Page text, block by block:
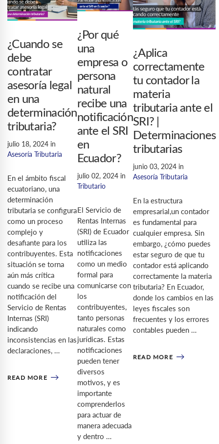
¿Cuando se
debe
contratar
asesoría legal
en una
determinación
tributaria?
julio 18, 2024 in
Asesoría Tributaria
En el ámbito fiscal
ecuatoriano, una
determinación
tributaria se configura
como un proceso
complejo y
desafiante para los
contribuyentes. Esta
situación se torna
aún más crítica
cuando se recibe una
notificación del
Servicio de Rentas
Internas (SRI)
indicando
inconsistencias en las
declaraciones, …
READ MORE
¿Por qué
una
empresa o
persona
natural
recibe una
notificación
ante el SRI
en
Ecuador?
julio 02, 2024in
Tributario
El Servicio de
Rentas Internas
(SRI) de Ecuador
utiliza las
notificaciones
como un medio
formal para
comunicarse con
los
contribuyentes,
tanto personas
naturales como
jurídicas. Estas
notificaciones
pueden tener
diversos
motivos, y es
importante
comprenderlos
para actuar de
manera adecuada
y dentro …
¿Aplica
correctamente
tu contador la
materia
tributaria ante el
SRI? |
Determinaciones
tributarias
junio 03, 2024 in
Asesoría Tributaria
En la estructura
empresarial,un contador
es fundamental para
cualquier empresa. Sin
embargo, ¿cómo puedes
estar seguro de que tu
contador está aplicando
correctamente la materia
tributaria? En Ecuador,
donde los cambios en las
leyes fiscales son
frecuentes y los errores
contables pueden …
READ MORE